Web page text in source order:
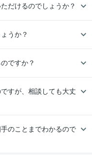
だけるのでしょうか？
うか？
ですか？
すが、相談しても大丈
のことまでわかるので